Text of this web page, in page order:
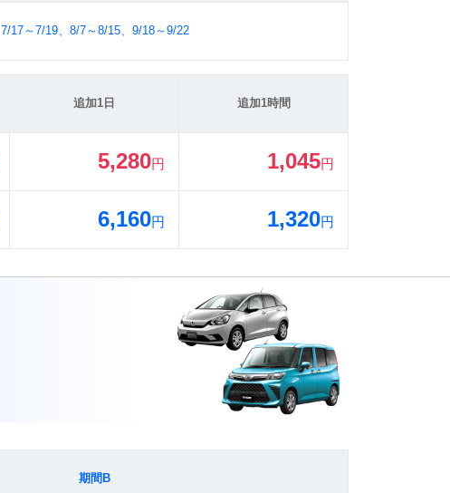
7/17～7/19、8/7～8/15、9/18～9/22
追加1日 追加1時間
5,280円 1,045円
6,160円 1,320円
期間B